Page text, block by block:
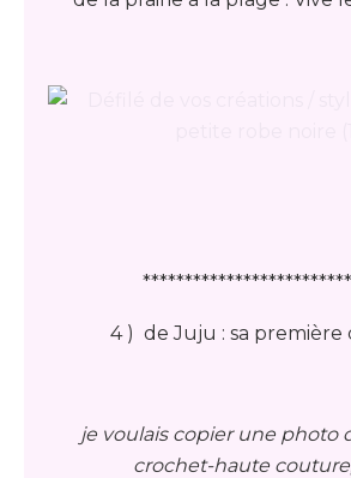
4 ) de Juju : sa première
je voulais copier une photo
crochet-haute